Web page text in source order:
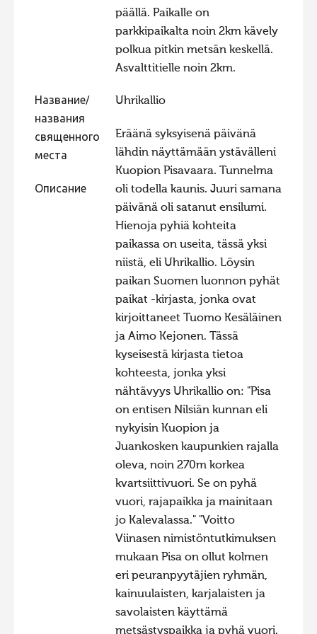
Фотоконкурс 2015
Фотоконкурс 2014
Фотоконкурс 2013
Фотоконкурс 2012
Фотоконкурс 2011
Фотоконкурс 2010
Фотоконкурс 2009
Фотоконкурс 2008
päällä. Paikalle on
parkkipaikalta noin 2km kävely
polkua pitkin metsän keskellä.
Asvalttitielle noin 2km.
Название/
названия
священного
места
Uhrikallio
Описание
Eräänä syksyisenä päivänä
lähdin näyttämään ystävälleni
Kuopion Pisavaara. Tunnelma
oli todella kaunis. Juuri samana
päivänä oli satanut ensilumi.
Hienoja pyhiä kohteita
paikassa on useita, tässä yksi
niistä, eli Uhrikallio. Löysin
paikan Suomen luonnon pyhät
paikat -kirjasta, jonka ovat
kirjoittaneet Tuomo Kesäläinen
ja Aimo Kejonen. Tässä
kyseisestä kirjasta tietoa
kohteesta, jonka yksi
nähtävyys Uhrikallio on: "Pisa
on entisen Nilsiän kunnan eli
nykyisin Kuopion ja
Juankosken kaupunkien rajalla
oleva, noin 270m korkea
kvartsiittivuori. Se on pyhä
vuori, rajapaikka ja mainitaan
jo Kalevalassa." "Voitto
Viinasen nimistöntutkimuksen
mukaan Pisa on ollut kolmen
eri peuranpyytäjien ryhmän,
kainuulaisten, karjalaisten ja
savolaisten käyttämä
metsästyspaikka ja pyhä vuori.